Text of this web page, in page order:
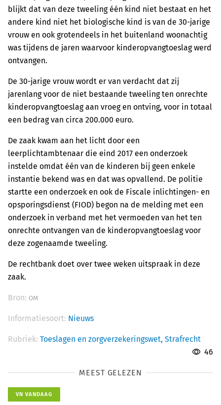
blijkt dat van deze tweeling één kind niet bestaat en het
andere kind niet het biologische kind is van de 30-jarige
vrouw en ook grotendeels in het buitenland woonachtig
was tijdens de jaren waarvoor kinderopvangtoeslag werd
ontvangen.
De 30-jarige vrouw wordt er van verdacht dat zij
jarenlang voor de niet bestaande tweeling ten onrechte
kinderopvangtoeslag aan vroeg en ontving, voor in totaal
een bedrag van circa 200.000 euro.
De zaak kwam aan het licht door een
leerplichtambtenaar die eind 2017 een onderzoek
instelde omdat één van de kinderen bij geen enkele
instantie bekend was en dat was opvallend. De politie
startte een onderzoek en ook de Fiscale inlichtingen- en
opsporingsdienst (FIOD) begon na de melding met een
onderzoek in verband met het vermoeden van het ten
onrechte ontvangen van de kinderopvangtoeslag voor
deze zogenaamde tweeling.
De rechtbank doet over twee weken uitspraak in deze
zaak.
Bron: OM
Informatiesoort: Nieuws
Rubriek: Toeslagen en zorgverzekeringswet, Strafrecht
46
MEEST GELEZEN
VN VANDAAG